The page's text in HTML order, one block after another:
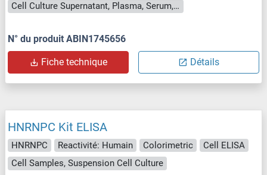
Cell Culture Supernatant, Plasma, Serum, Tissue Homogenate
N° du produit ABIN1745656
Fiche technique Détails
HNRNPC Kit ELISA
HNRNPC Reactivité: Humain Colorimetric
Cell ELISA
Cell Samples, Suspension Cell Culture